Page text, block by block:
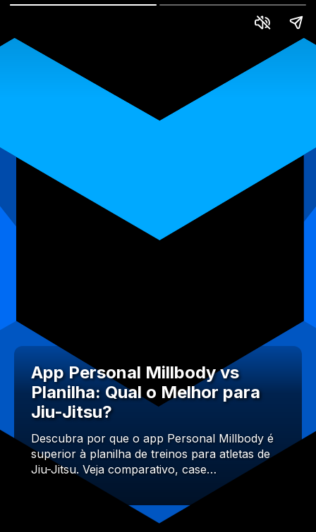
App Personal Millbody vs
Planilha: Qual o Melhor para
Jiu-Jitsu?
Descubra por que o app Personal Millbody é
superior à planilha de treinos para atletas de
Jiu-Jitsu. Veja comparativo, case…